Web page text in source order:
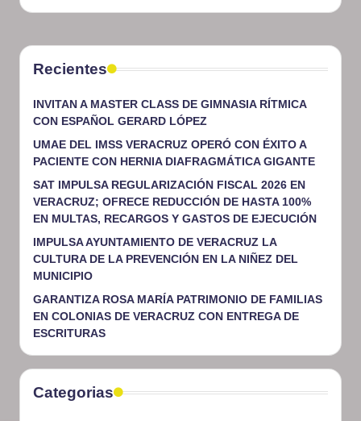
Recientes
INVITAN A MASTER CLASS DE GIMNASIA RÍTMICA
CON ESPAÑOL GERARD LÓPEZ
UMAE DEL IMSS VERACRUZ OPERÓ CON ÉXITO A
PACIENTE CON HERNIA DIAFRAGMÁTICA GIGANTE
SAT IMPULSA REGULARIZACIÓN FISCAL 2026 EN
VERACRUZ; OFRECE REDUCCIÓN DE HASTA 100%
EN MULTAS, RECARGOS Y GASTOS DE EJECUCIÓN
IMPULSA AYUNTAMIENTO DE VERACRUZ LA
CULTURA DE LA PREVENCIÓN EN LA NIÑEZ DEL
MUNICIPIO
GARANTIZA ROSA MARÍA PATRIMONIO DE FAMILIAS
EN COLONIAS DE VERACRUZ CON ENTREGA DE
ESCRITURAS
Categorias